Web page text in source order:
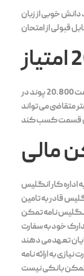
دانش خوبی از زبان
حداقل درآمد مد نظر دولت انگلیس برای این قسمت 20.800 پوند در
متقاضی می تواند
مالی
اداره کار انگلیس
انگلیس قادر به تامین
نامه تمکن
همراه مدارک خود به سفارت
تعهد می دهند
به ارائه نامه